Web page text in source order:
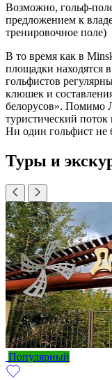
Возможно, гольф-
предложением к
тренировочное поле)
В то время как в
площадки находятся
гольфистов
клюшек и
белорусов». Помимо
туристический поток
Ни один гольфист не
Туры и
Популярный